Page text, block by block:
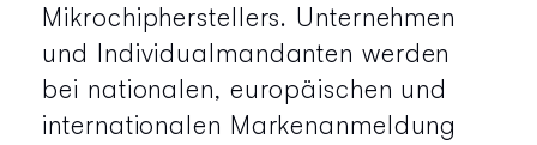
Mikrochipherstellers. Unternehmen
und Individualmandanten werden
bei nationalen, europäischen und
internationalen Markenanmeldung